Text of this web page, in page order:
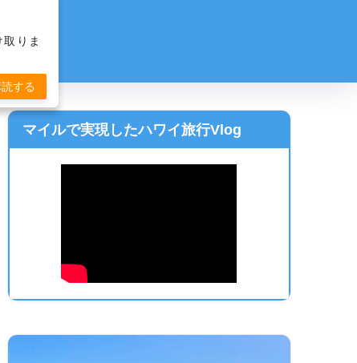
マイルで実現したハワイ旅行Vlog
りま
する